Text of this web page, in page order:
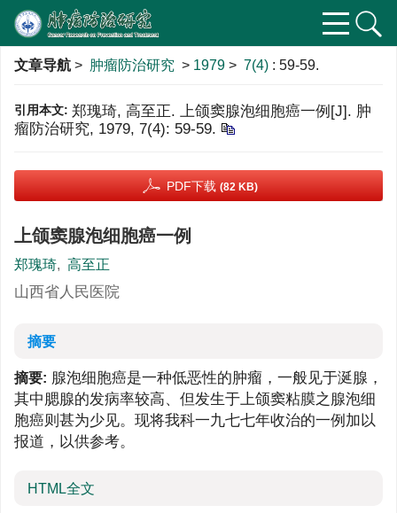
文章导航 > 肿瘤防治研究 > 1979 > 7(4) : 59-59.
引用本文: 郑瑰琦, 高至正. 上颌窦腺泡细胞癌一例[J]. 肿
瘤防治研究, 1979, 7(4): 59-59.
PDF下载 (82 KB)
上颌窦腺泡细胞癌一例
郑瑰琦, 高至正
山西省人民医院
摘要
摘要: 腺泡细胞癌是一种低恶性的肿瘤，一般见于涎腺，
其中腮腺的发病率较高、但发生于上颌窦粘膜之腺泡细
胞癌则甚为少见。现将我科一九七七年收治的一例加以
报道，以供参考。
HTML全文